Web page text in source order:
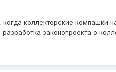
коллекторские компашки
законопроекта о